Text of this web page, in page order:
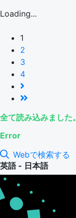
Loading...
1
2
3
4
全て読み込みました。
Error
Webで検索する
英語 - 日本語